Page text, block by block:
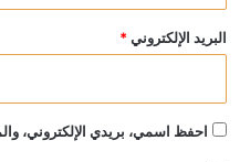
البريد الإلكتروني *
احفظ اسمي، بريدي الإلكتروني،